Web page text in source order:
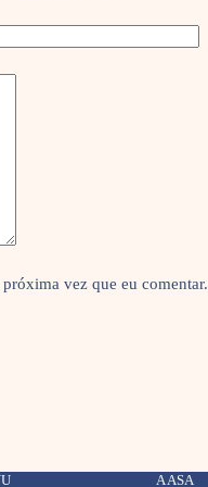
vez que eu comentar.
A ASA